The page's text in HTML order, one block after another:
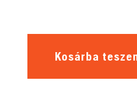
Kosárba